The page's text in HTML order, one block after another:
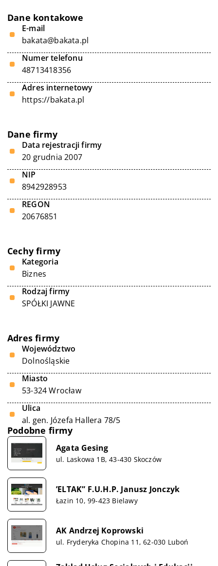
Dane kontakowe
E-mail
bakata@bakata.pl
Numer telefonu
48713418356
Adres internetowy
https://bakata.pl
Dane firmy
Data rejestracji firmy
20 grudnia 2007
NIP
8942928953
REGON
20676851
Cechy firmy
Kategoria
Biznes
Rodzaj firmy
SPÓŁKI JAWNE
Adres firmy
Województwo
Dolnośląskie
Miasto
53-324 Wrocław
Ulica
al. gen. Józefa Hallera 78/5
Podobne firmy
Agata Gesing
ul. Laskowa 1B, 43-430 Skoczów
’ELTAK” F.U.H.P. Janusz Jonczyk
Łazin 10, 99-423 Bielawy
AK Andrzej Koprowski
ul. Fryderyka Chopina 11, 62-030 Luboń